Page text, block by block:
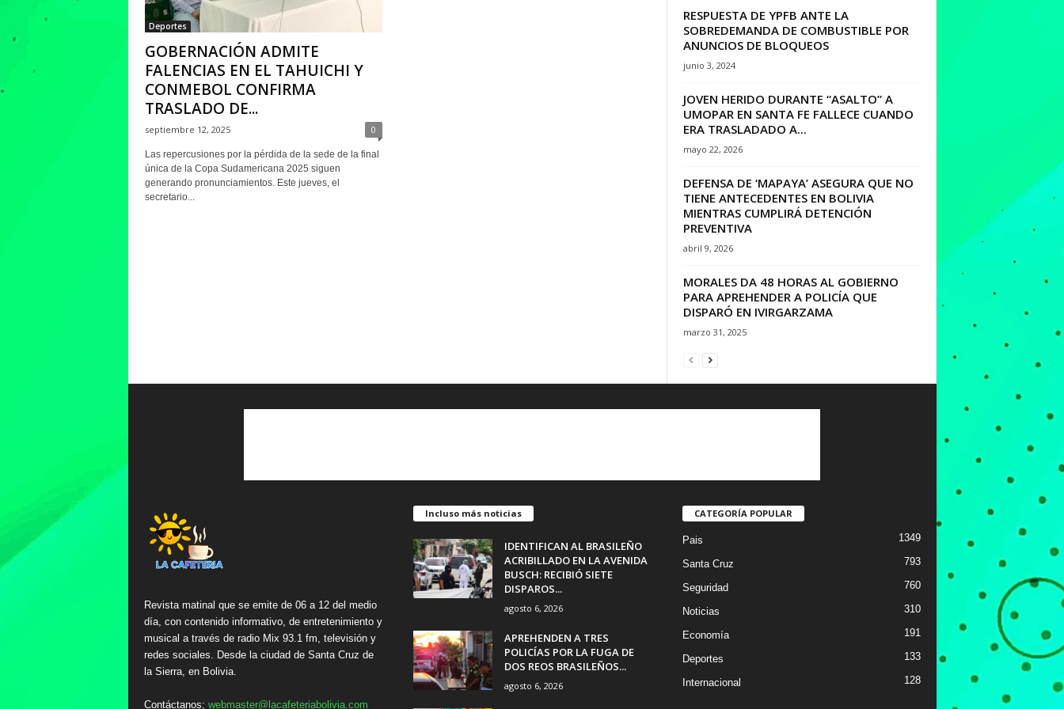
Deportes
GOBERNACIÓN ADMITE
FALENCIAS EN EL TAHUICHI Y
CONMEBOL CONFIRMA
TRASLADO DE...
septiembre 12, 2025 0
Las repercusiones por la pérdida de la sede de la final
única de la Copa Sudamericana 2025 siguen
generando pronunciamientos. Este jueves, el
secretario...
RESPUESTA DE YPFB ANTE LA
SOBREDEMANDA DE COMBUSTIBLE POR
ANUNCIOS DE BLOQUEOS
junio 3, 2024
JOVEN HERIDO DURANTE “ASALTO” A
UMOPAR EN SANTA FE FALLECE CUANDO
ERA TRASLADADO A...
mayo 22, 2026
DEFENSA DE ‘MAPAYA’ ASEGURA QUE NO
TIENE ANTECEDENTES EN BOLIVIA
MIENTRAS CUMPLIRÁ DETENCIÓN
PREVENTIVA
abril 9, 2026
MORALES DA 48 HORAS AL GOBIERNO
PARA APREHENDER A POLICÍA QUE
DISPARÓ EN IVIRGARZAMA
marzo 31, 2025
Revista matinal que se emite de 06 a 12 del medio
día, con contenido informativo, de entretenimiento y
musical a través de radio Mix 93.1 fm, televisión y
redes sociales. Desde la ciudad de Santa Cruz de
la Sierra, en Bolivia.
Contáctanos: webmaster@lacafeteriabolivia.com
Incluso más noticias
IDENTIFICAN AL BRASILEÑO
ACRIBILLADO EN LA AVENIDA
BUSCH: RECIBIÓ SIETE
DISPAROS...
agosto 6, 2026
APREHENDEN A TRES
POLICÍAS POR LA FUGA DE
DOS REOS BRASILEÑOS...
agosto 6, 2026
CATEGORÍA POPULAR
Pais 1349
Santa Cruz 793
Seguridad 760
Noticias 310
Economía 191
Deportes 133
Internacional 128